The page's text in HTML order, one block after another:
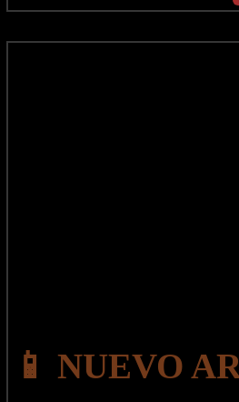
📱 NUEVO